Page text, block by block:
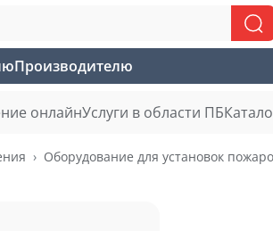
Производителю
онлайнУслуги в области ПБ
Оборудование для установок